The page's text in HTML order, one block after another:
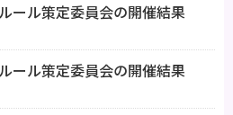
ール策定委員会の開催結果
ール策定委員会の開催結果